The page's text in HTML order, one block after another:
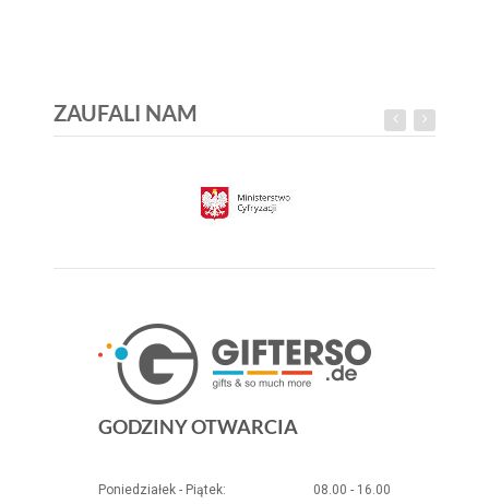
ZAUFALI NAM
GODZINY OTWARCIA
Poniedziałek - Piątek: 08.00 - 16.00